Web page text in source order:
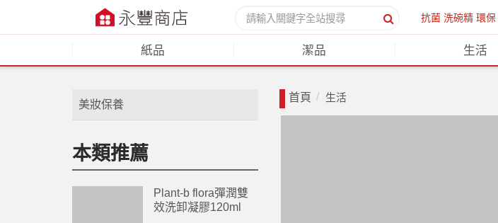
抗菌 洗碗精 環保
紙品 潔品 生活
首頁 生活
美妝保養
本類推薦
Plant-b flora彈潤雙
效洗卸凝膠120ml